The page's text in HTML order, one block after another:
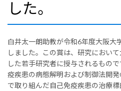
した。
白井太一朗助教が令和6年度大阪大
しました。この賞は、研究におい
した若手研究者に授与されるもの
疫疾患の病態解明および制御法開
で取り組んだ自己免疫疾患の治療